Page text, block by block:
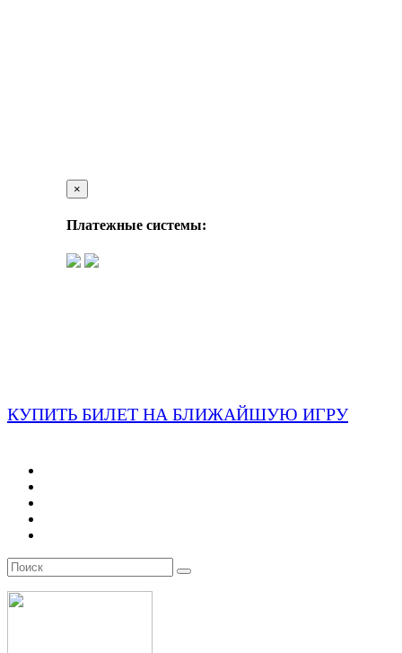
×
Платежные системы:
КУПИТЬ БИЛЕТ НА БЛИЖАЙШУЮ ИГРУ